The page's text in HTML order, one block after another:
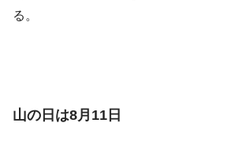
る。
山の日は8月11日